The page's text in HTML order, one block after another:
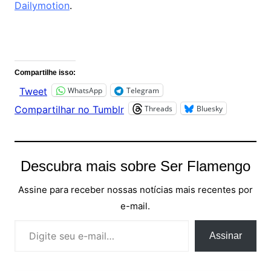
Dailymotion.
Compartilhe isso:
Tweet WhatsApp Telegram
Compartilhar no Tumblr Threads Bluesky
Descubra mais sobre Ser Flamengo
Assine para receber nossas notícias mais recentes por
e-mail.
Assinar